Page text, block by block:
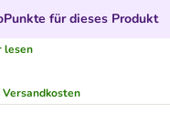
für dieses Produkt
lesen
Versandkosten